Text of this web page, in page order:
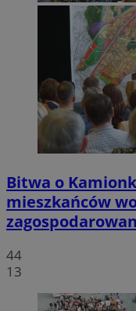
Bitwa o
mieszkańców
44
13